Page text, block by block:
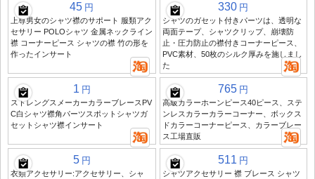
45 円
上尊男女のシャツ襟のサポート 服類アク
セサリー POLOシャツ 金属ネックライン
襟 コーナーピース シャツの襟 竹の形を
作ったインサート
330 円
シャツのガセット付きパーツは、透明な
両面テープ、シャツクリップ、崩壊防
止・圧力防止の襟付きコーナーピース、
PVC素材、50枚のシルク厚みを施しまし
た
1 円
ストレングスメーカーカラーブレースPV
C白シャツ襟角パーツスポットシャツガ
セットシャツ襟インサート
765 円
高級カラーホーンピース40ピース、ステ
ンレスカラーカラーコーナー、ボックス
ドカラーコーナーピース、カラーブレー
ス工場直販
5 円
衣類アクセサリー:アクセサリー、シャ
511 円
シャツアクセサリー 襟 ブレース シャツ